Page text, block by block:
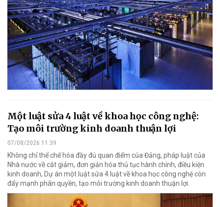
Một luật sửa 4 luật về khoa học công nghệ:
Tạo môi trường kinh doanh thuận lợi
07/08/2026 11:39
Không chỉ thể chế hóa đầy đủ quan điểm của Đảng, pháp luật của
Nhà nước về cắt giảm, đơn giản hóa thủ tục hành chính, điều kiện
kinh doanh, Dự án một luật sửa 4 luật về khoa học công nghệ còn
đẩy mạnh phân quyền, tạo môi trường kinh doanh thuận lợi.